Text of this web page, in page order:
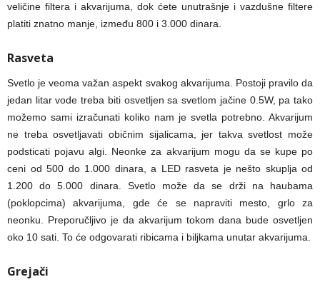
veličine filtera i akvarijuma, dok ćete unutrašnje i vazdušne filtere
platiti znatno manje, između 800 i 3.000 dinara.
Rasveta
Svetlo je veoma važan aspekt svakog akvarijuma. Postoji pravilo da
jedan litar vode treba biti osvetljen sa svetlom jačine 0.5W, pa tako
možemo sami izračunati koliko nam je svetla potrebno. Akvarijum
ne treba osvetljavati običnim sijalicama, jer takva svetlost može
podsticati pojavu algi. Neonke za akvarijum mogu da se kupe po
ceni od 500 do 1.000 dinara, a LED rasveta je nešto skuplja od
1.200 do 5.000 dinara. Svetlo može da se drži na haubama
(poklopcima) akvarijuma, gde će se napraviti mesto, grlo za
neonku. Preporučljivo je da akvarijum tokom dana bude osvetljen
oko 10 sati. To će odgovarati ribicama i biljkama unutar akvarijuma.
Grejači